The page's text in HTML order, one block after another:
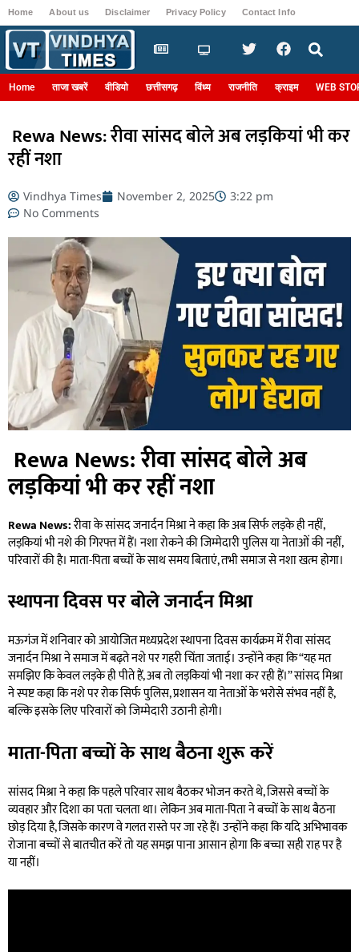
Home About us Disclaimer Privacy Policy Contact Info
Home ताजा खबरें वीडियो छत्तीसगढ़ विंध्य राजनीति क्राइम WEB
Rewa News: रीवा सांसद बोले अब लड़कियां भी कर
रहीं नशा
Vindhya Times November 2, 2025
3:22 pm
No Comments
Rewa News: रीवा सांसद बोले अब
लड़कियां भी कर रहीं नशा
Rewa News:रीवा के सांसद जनार्दन मिश्रा ने कहा कि अब सिर्फ लड़के ही नहीं,
लड़कियां भी नशे की गिरफ्त में हैं। नशा रोकने की जिम्मेदारी पुलिस या नेताओं की नहीं,
परिवारों की है। माता-पिता बच्चों के साथ समय बिताएं, तभी समाज से नशा खत्म होगा।
स्थापना दिवस पर बोले जनार्दन मिश्रा
मऊगंज में शनिवार को आयोजित मध्यप्रदेश स्थापना दिवस कार्यक्रम में रीवा सांसद
जनार्दन मिश्रा ने समाज में बढ़ते नशे पर गहरी चिंता जताई। उन्होंने कहा कि “यह मत
समझिए कि केवल लड़के ही पीते हैं, अब तो लड़कियां भी नशा कर रही हैं।” सांसद मिश्रा
ने स्पष्ट कहा कि नशे पर रोक सिर्फ पुलिस, प्रशासन या नेताओं के भरोसे संभव नहीं है,
बल्कि इसके लिए परिवारों को जिम्मेदारी उठानी होगी।
माता-पिता बच्चों के साथ बैठना शुरू करें
सांसद मिश्रा ने कहा कि पहले परिवार साथ बैठकर भोजन करते थे, जिससे बच्चों के
व्यवहार और दिशा का पता चलता था। लेकिन अब माता-पिता ने बच्चों के साथ बैठना
छोड़ दिया है, जिसके कारण वे गलत रास्ते पर जा रहे हैं। उन्होंने कहा कि यदि अभिभावक
रोजाना बच्चों से बातचीत करें तो यह समझ पाना आसान होगा कि बच्चा सही राह पर है
या नहीं।